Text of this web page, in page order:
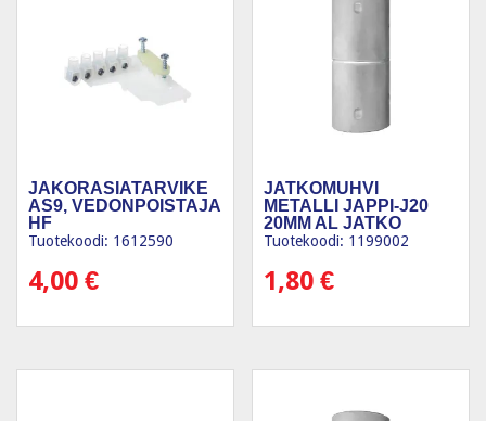
JAKORASIATARVIKE
AS9, VEDONPOISTAJA
HF
Tuotekoodi: 1612590
4,00 €
JATKOMUHVI
METALLI JAPPI-J20
20MM AL JATKO
Tuotekoodi: 1199002
1,80€